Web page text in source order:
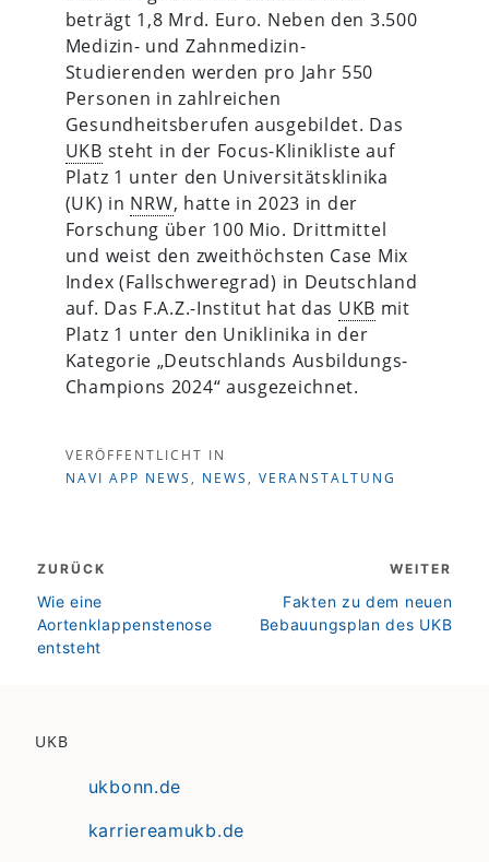
beträgt 1,8 Mrd. Euro. Neben den 3.500
Medizin- und Zahnmedizin-
Studierenden werden pro Jahr 550
Personen in zahlreichen
Gesundheitsberufen ausgebildet. Das
UKB steht in der Focus-Klinikliste auf
Platz 1 unter den Universitätsklinika
(UK) in NRW, hatte in 2023 in der
Forschung über 100 Mio. Drittmittel
und weist den zweithöchsten Case Mix
Index (Fallschweregrad) in Deutschland
auf. Das F.A.Z.-Institut hat das UKB mit
Platz 1 unter den Uniklinika in der
Kategorie „Deutschlands Ausbildungs-
Champions 2024“ ausgezeichnet.
VERÖFFENTLICHT IN
NAVI APP NEWS , NEWS , VERANSTALTUNG
ZURÜCK
zurück
Wie eine
Aortenklappenstenose
entsteht
WEITER
weiter
Fakten zu dem neuen
Bebauungsplan des UKB
UKB
ukbonn.de
karriereamukb.de